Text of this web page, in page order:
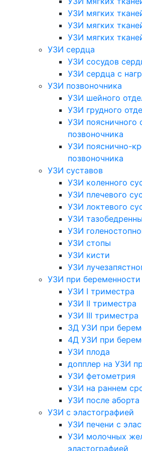
УЗИ мягких
УЗИ мягких
УЗИ мягких
УЗИ сердца
УЗИ сосудов
УЗИ сердца с
УЗИ позвоночника
УЗИ шейного
УЗИ грудного
УЗИ поясничного
позвоночника
УЗИ пояснично-
позвоночника
УЗИ суставов
УЗИ коленного
УЗИ плечевого
УЗИ локтевого
УЗИ
УЗИ
УЗИ стопы
УЗИ кисти
УЗИ
УЗИ при беременности
УЗИ I триместра
УЗИ II триместра
УЗИ III триместра
3Д УЗИ при
4Д УЗИ при
УЗИ плода
допплер на УЗИ
УЗИ фетометрия
УЗИ на раннем
УЗИ после аборта
УЗИ с эластографией
УЗИ печени с
УЗИ молочных
эластографией